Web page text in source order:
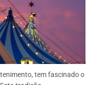
tem fascinado o